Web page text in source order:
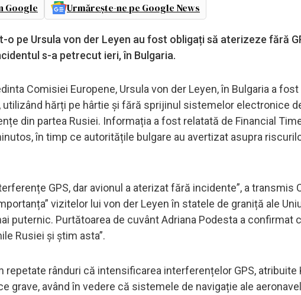
Google Urmărește-ne pe Google News
pe Ursula von der Leyen au fost obligați să aterizeze fără
s-a petrecut ieri, în Bulgaria.
Comisiei Europene, Ursula von der Leyen, în Bulgaria a
hărți pe hârtie și fără sprijinul sistemelor electronice
din partea Rusiei. Informația a fost relatată de Financial
în timp ce autoritățile bulgare au avertizat asupra
GPS, dar avionul a aterizat fără incidente”, a transmis
vizitelor lui von der Leyen în statele de graniță ale
puternic. Purtătoarea de cuvânt Adriana Podesta a confirmat
Rusiei și știm asta”.
repetate rânduri că intensificarea interferențelor GPS, atribuite
grave, având în vedere că sistemele de navigație ale